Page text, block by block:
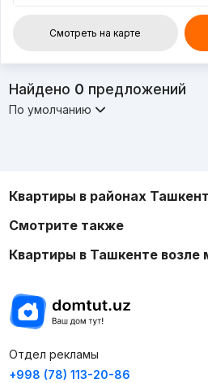
Смотреть на карте
Найдено 0 предложений
По умолчанию
Квартиры в районах
Смотрите также
Квартиры в Ташкенте возле
Отдел рекламы
+998 (78) 113-20-86